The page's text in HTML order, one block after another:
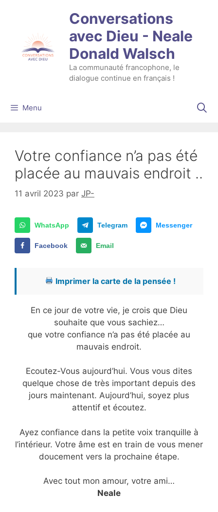
Conversations
avec Dieu - Neale
Donald Walsch
La communauté francophone, le
dialogue continue en français !
Menu
Votre confiance n’a pas été
placée au mauvais endroit ..
11 avril 2023 par JP-
WhatsApp Telegram Messenger
Facebook Email
Imprimer la carte de la pensée !
En ce jour de votre vie, je crois que Dieu
souhaite que vous sachiez…
que votre confiance n’a pas été placée au
mauvais endroit.
Ecoutez-Vous aujourd’hui. Vous vous dites
quelque chose de très important depuis des
jours maintenant. Aujourd’hui, soyez plus
attentif et écoutez.
Ayez confiance dans la petite voix tranquille à
l’intérieur. Votre âme est en train de vous mener
doucement vers la prochaine étape.
Avec tout mon amour, votre ami…
Neale